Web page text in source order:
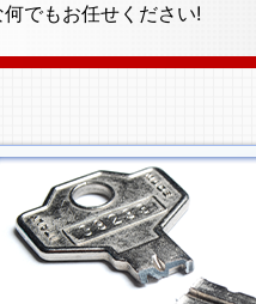
でもお任せください!